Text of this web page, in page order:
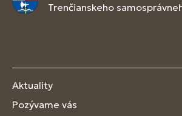
Trenčianskeho
Aktuality
Pozývame vás